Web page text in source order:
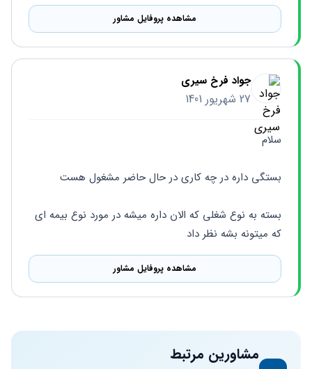
مشاهده پروفایل مشاور
جواد فرخ سیری
27 شهریور 1401
سلام
بستگی داره در چه کاری در حال حاضر مشغول هست
که میتونه بشه نظر داد
مشاهده پروفایل مشاور
مشاورین مرتبط